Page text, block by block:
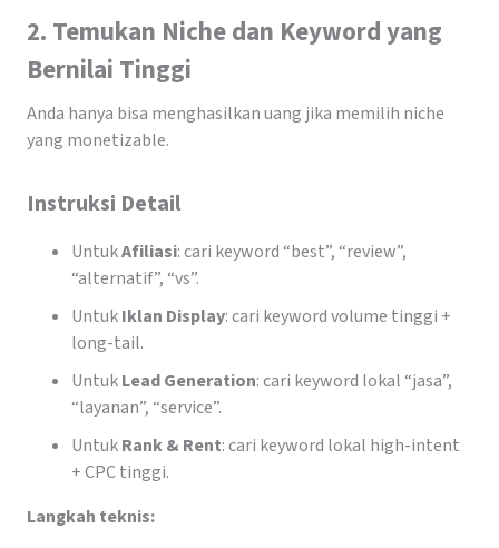
2. Temukan Niche dan Keyword yang
Bernilai Tinggi
Anda hanya bisa menghasilkan uang jika memilih niche
yang monetizable.
Instruksi Detail
UntukAfiliasi: cari keyword “best”, “review”,
“alternatif”, “vs”.
UntukIklan Display: cari keyword volume tinggi +
long-tail.
UntukLead Generation: cari keyword lokal “jasa”,
“layanan”, “service”.
UntukRank & Rent: cari keyword lokal high-intent
+ CPC tinggi.
Langkah teknis: